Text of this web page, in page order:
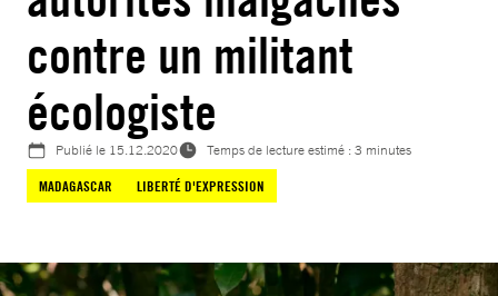
contre un militant
écologiste
Publié le 15.12.2020
Temps de lecture estimé : 3 minutes
MADAGASCAR
LIBERTÉ D'EXPRESSION